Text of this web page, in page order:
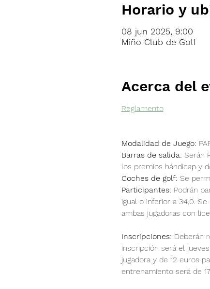
Horario y
08 jun 2025, 9:00
Miño Club de Golf
Acerca del
Reglamento
Modalidad de Juego:
Barras de salida: Serán
los premios hándicap y
Coches de golf: Se
Participantes: Podrán
igual o inferior a 34,0.
ambas jugadoras con
Inscripciones: Deberán
inscripción será el
jugadora y de 12 euros
entrenamiento será de